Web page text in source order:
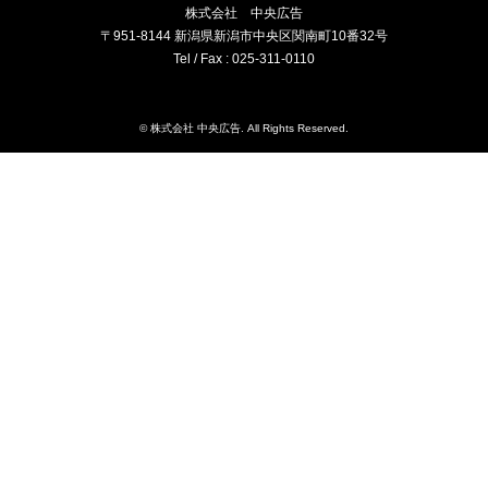
株式会社 中央広告
〒951-8144 新潟県新潟市中央区関南町10番32号
Tel / Fax : 025-311-0110
©株式会社 中央広告 . All Rights Reserved.